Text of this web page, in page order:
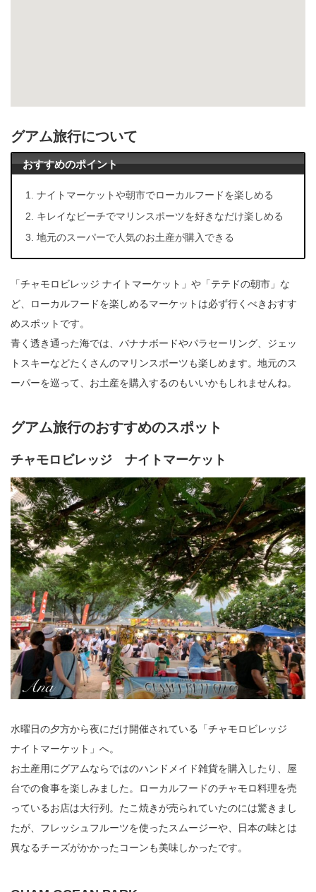
グアム旅行について
おすすめのポイント
ナイトマーケットや朝市でローカルフードを楽しめる
キレイなビーチでマリンスポーツを好きなだけ楽しめる
地元のスーパーで人気のお土産が購入できる
「チャモロビレッジ ナイトマーケット」や「テテドの朝市」な
ど、ローカルフードを楽しめるマーケットは必ず行くべきおすす
めスポットです。
青く透き通った海では、バナナボードやパラセーリング、ジェッ
トスキーなどたくさんのマリンスポーツも楽しめます。地元のス
ーパーを巡って、お土産を購入するのもいいかもしれませんね。
グアム旅行のおすすめのスポット
チャモロビレッジ ナイトマーケット
水曜日の夕方から夜にだけ開催されている「チャモロビレッジ
ナイトマーケット」へ。
お土産用にグアムならではのハンドメイド雑貨を購入したり、屋
台での食事を楽しみました。ローカルフードのチャモロ料理を売
っているお店は大行列。たこ焼きが売られていたのには驚きまし
たが、フレッシュフルーツを使ったスムージーや、日本の味とは
異なるチーズがかかったコーンも美味しかったです。